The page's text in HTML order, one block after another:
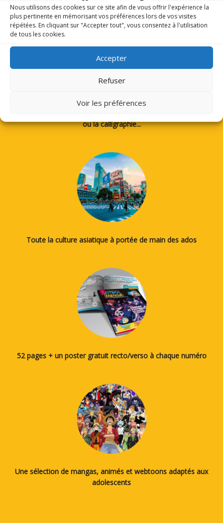
Nous utilisons des cookies sur ce site afin de vous offrir l'expérience la
plus pertinente en mémorisant vos préférences lors de vos visites
répétées. En cliquant sur "Accepter tout", vous consentez à l'utilisation
de tous les cookies.
Accepter
Refuser
Voir les préférences
ou la calligraphie...
Toute la culture asiatique à portée de main des ados
52 pages + un poster gratuit recto/verso à chaque numéro
Une sélection de mangas, animés et webtoons adaptés aux
adolescents